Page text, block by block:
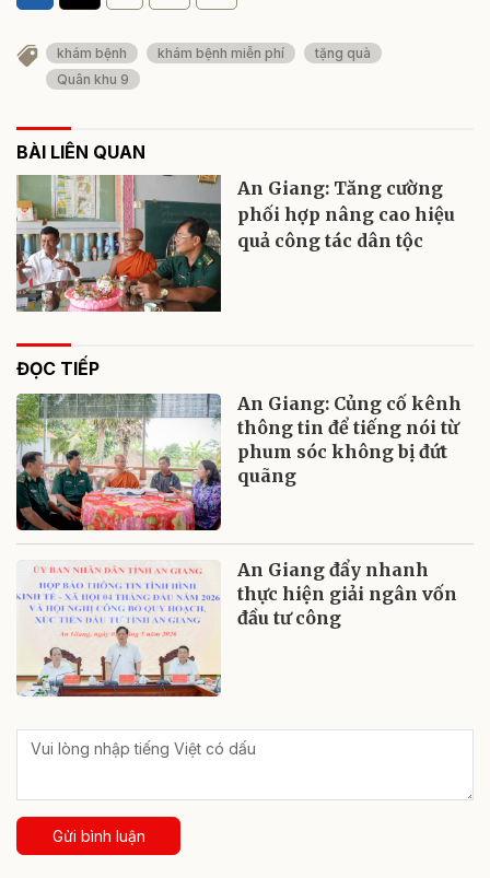
khám bệnh khám bệnh miễn phí
tặng quà
Quân khu 9
BÀI LIÊN QUAN
An Giang: Tăng cường
phối hợp nâng cao hiệu
quả công tác dân tộc
ĐỌC TIẾP
An Giang: Củng cố kênh
thông tin để tiếng nói từ
phum sóc không bị đứt
quãng
An Giang đẩy nhanh
thực hiện giải ngân vốn
đầu tư công
Gửi bình luận